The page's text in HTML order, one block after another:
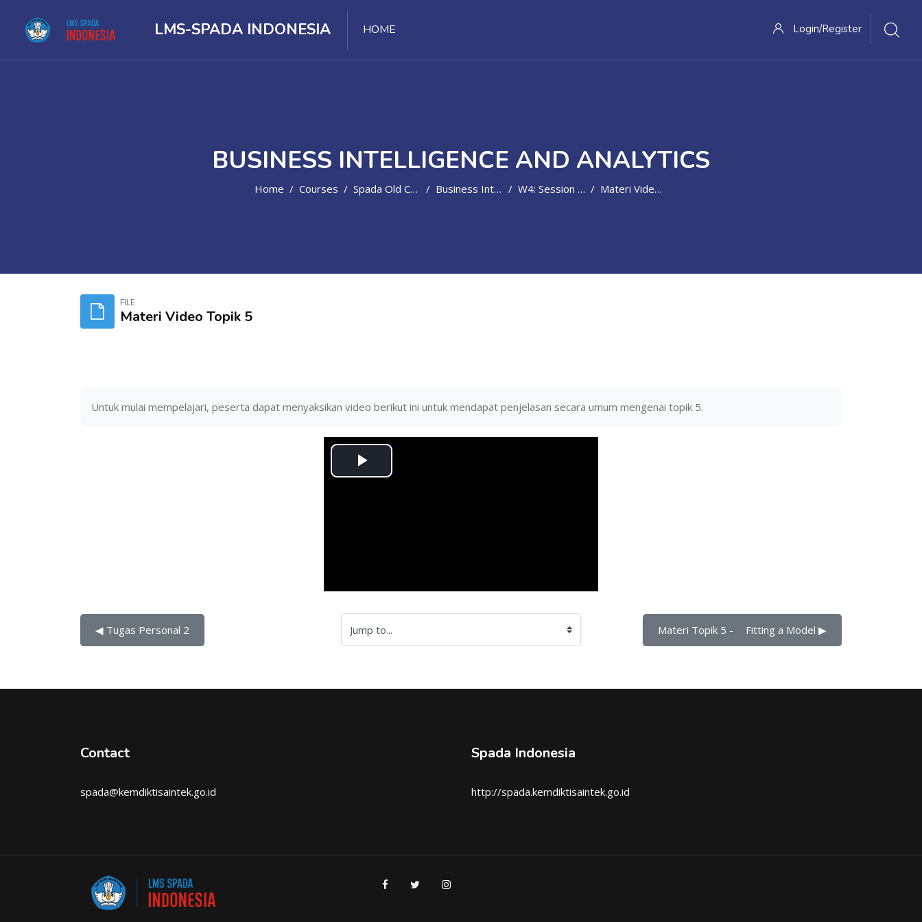
LMS-SPADA INDONESIA HOME Login/Register
BUSINESS INTELLIGENCE AND ANALYTICS
Home Courses Spada Old Course Business Intelligence And Analytics-1544758706 W4: Session 5 - Topik 5 Materi Video Topik 5
FILE
Materi Video Topik 5
Untuk mulai mempelajari, peserta dapat menyaksikan video berikut ini untuk mendapat penjelasan secara umum mengenai topik 5.
Play
◀︎ Tugas Personal 2 Jump to... Materi Topik 5 -	Fitting a Model ▶︎
Contact
spada@kemdiktisaintek.go.id
Spada Indonesia
http://spada.kemdiktisaintek.go.id